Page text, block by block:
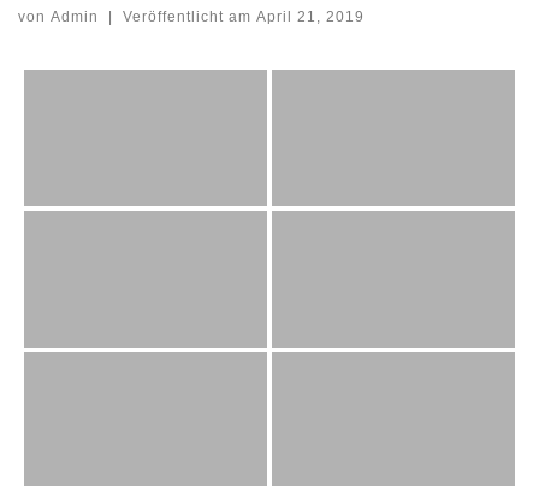
von Admin Veröffentlicht am April 21, 2019